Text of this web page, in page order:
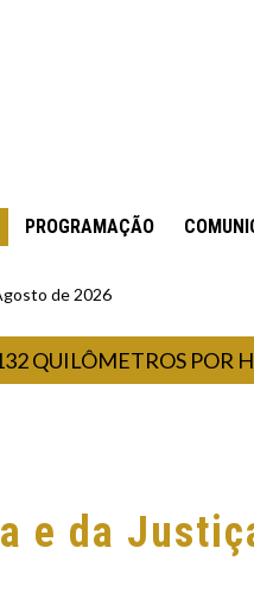
PROGRAMAÇÃO
de 2026
POR HORA
e da